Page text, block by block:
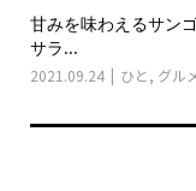
甘みを味わえるサン
サラ...
2021.09.24 ひと , グル